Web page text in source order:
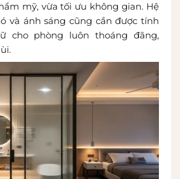
mỹ, vừa tối ưu không gian. Hệ
và ánh sáng cũng cần được tính
cho phòng luôn thoáng đãng,